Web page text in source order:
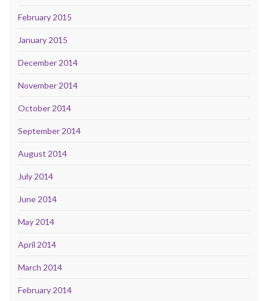
February 2015
January 2015
December 2014
November 2014
October 2014
September 2014
August 2014
July 2014
June 2014
May 2014
April 2014
March 2014
February 2014